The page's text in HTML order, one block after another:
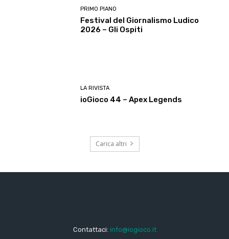
PRIMO PIANO
Festival del Giornalismo Ludico
2026 – Gli Ospiti
LA RIVISTA
ioGioco 44 – Apex Legends
Carica altri
Contattaci: info@iogioco.it